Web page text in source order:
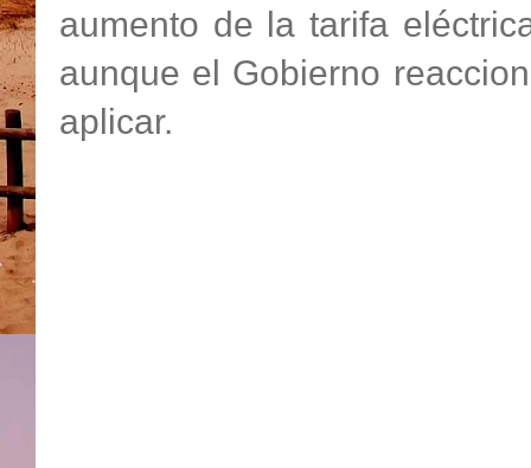
aumento de la tarifa
aunque el Gobierno
aplicar.